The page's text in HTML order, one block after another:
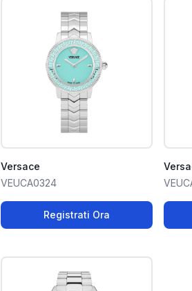
Versace
VEUCA0324
Registrati Ora